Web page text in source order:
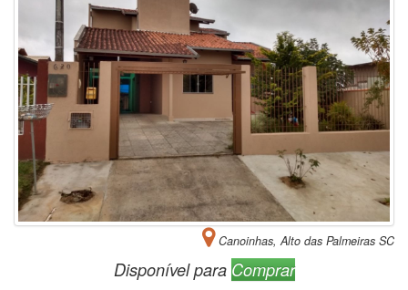
Canoinhas, Alto das Palmeiras SC
Disponível para Comprar